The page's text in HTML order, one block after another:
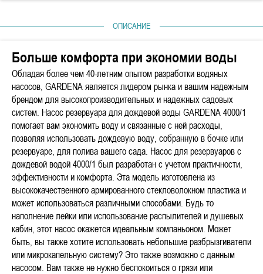
ОПИСАНИЕ
Больше комфорта при экономии воды
Обладая более чем 40-летним опытом разработки водяных
насосов, GARDENA является лидером рынка и вашим надежным
брендом для высокопроизводительных и надежных садовых
систем. Насос резервуара для дождевой воды GARDENA 4000/1
помогает вам экономить воду и связанные с ней расходы,
позволяя использовать дождевую воду, собранную в бочке или
резервуаре, для полива вашего сада. Насос для резервуаров с
дождевой водой 4000/1 был разработан с учетом практичности,
эффективности и комфорта. Эта модель изготовлена из
высококачественного армированного стекловолокном пластика и
может использоваться различными способами. Будь то
наполнение лейки или использование распылителей и душевых
кабин, этот насос окажется идеальным компаньоном. Может
быть, вы также хотите использовать небольшие разбрызгиватели
или микрокапельную систему? Это также возможно с данным
насосом. Вам также не нужно беспокоиться о грязи или